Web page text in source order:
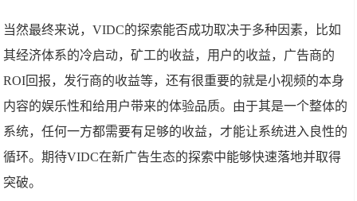
当然最终来说，VIDC的探索能否成功取决于多种因素，比如
其经济体系的冷启动，矿工的收益，用户的收益，广告商的
ROI回报，发行商的收益等，还有很重要的就是小视频的本身
内容的娱乐性和给用户带来的体验品质。由于其是一个整体的
系统，任何一方都需要有足够的收益，才能让系统进入良性的
循环。期待VIDC在新广告生态的探索中能够快速落地并取得
突破。